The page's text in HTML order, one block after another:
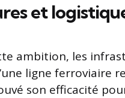
et
ambition, les
ligne ferroviaire
son efficacité